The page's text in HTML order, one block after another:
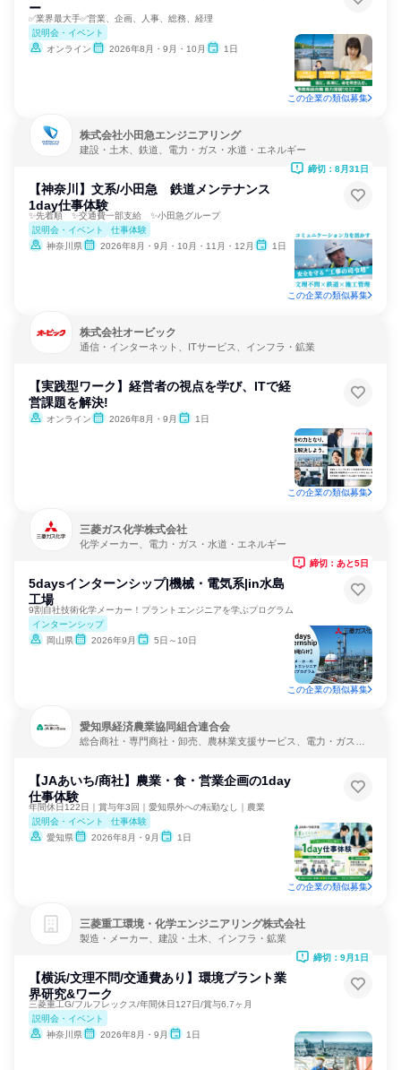
ー
✅業界最大手✅営業、企画、人事、総務、経理
説明会・イベント
オンライン
2026年8月・9月・10月 1日
この企業の類似募集
株式会社小田急エンジニアリング
建設・土木、鉄道、電力・ガス・水道・エネルギー
【神奈川】文系/小田急 鉄道メンテナンス
1day仕事体験
✨先着順 ✨交通費一部支給 ✨小田急グループ
説明会・イベント
仕事体験
神奈川県
2026年8月・9月・10月・11月・12月 1日
締切：8月31日
この企業の類似募集
株式会社オービック
通信・インターネット、ITサービス、インフラ・鉱業
【実践型ワーク】経営者の視点を学び、ITで経
営課題を解決!
オンライン 2026年8月・9月 1日
この企業の類似募集
三菱ガス化学株式会社
化学メーカー、電力・ガス・水道・エネルギー
5daysインターンシップ|機械・電気系|in水島
工場
9割自社技術化学メーカー！プラントエンジニアを学ぶプログラム
インターンシップ
岡山県
2026年9月 5日～10日
締切：あと5日
この企業の類似募集
愛知県経済農業協同組合連合会
総合商社・専門商社・卸売、農林業支援サービス、電力・ガス・
【JAあいち/商社】農業・食・営業企画の1day
仕事体験
年間休日122日｜賞与年3回｜愛知県外への転勤なし｜農業
説明会・イベント
仕事体験
愛知県
2026年8月・9月 1日
この企業の類似募集
三菱重工環境・化学エンジニアリング株式会社
製造・メーカー、建設・土木、インフラ・鉱業
【横浜/文理不問/交通費あり】環境プラント業
界研究&ワーク
三菱重工G/フルフレックス/年間休日127日/賞与6.7ヶ月
説明会・イベント
神奈川県
2026年8月・9月 1日
締切：9月1日